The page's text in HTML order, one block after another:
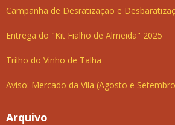
Campanha de Desratização e
Entrega do "Kit Fialho de Almeida" 2025
Trilho do Vinho de Talha
Aviso: Mercado da Vila (Agosto e
Arquivo